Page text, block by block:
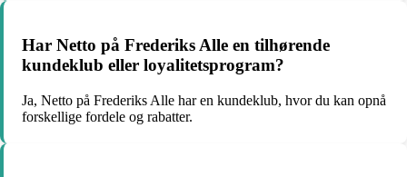
Har Netto på Frederiks Alle en tilhørende
kundeklub eller loyalitetsprogram?
Ja, Netto på Frederiks Alle har en kundeklub, hvor du kan opnå
forskellige fordele og rabatter.